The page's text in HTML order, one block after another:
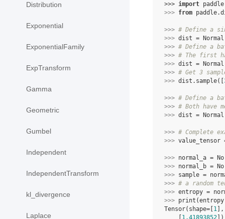
Distribution
Exponential
ExponentialFamily
ExpTransform
Gamma
Geometric
Gumbel
Independent
IndependentTransform
kl_divergence
Laplace
>>> import paddle
>>> from
>>> # Define a
>>> dist = Normal
>>> # Define a
>>> # The first
>>> dist = Normal
>>> # Get 3
>>> dist . sample([
>>> # Define a
>>> # Both have
>>> dist = Normal
>>> # Complete
>>> value_tensor
>>> normal_a =
>>> normal_b =
>>> sample =
>>> # a random
>>> entropy =
>>> print (entropy
Tensor(shape=[ 1
1.41893852 ])